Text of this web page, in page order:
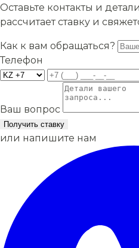
Оставьте контакты и
рассчитает ставку и
Как к вам обращаться?
Телефон
Ваш вопрос
Получить ставку
или напишите нам